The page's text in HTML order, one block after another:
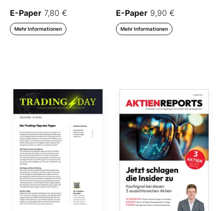
E-Paper 7,80 €
Mehr Informationen
E-Paper 9,90 €
Mehr Informationen